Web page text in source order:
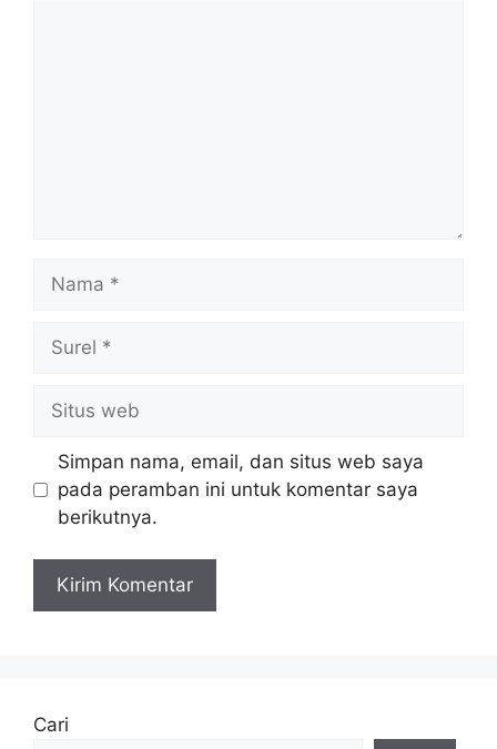
web
Simpan nama, email, dan situs web saya
pada peramban ini untuk komentar saya
berikutnya.
Cari